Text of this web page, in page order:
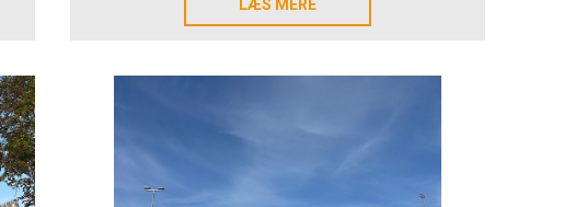
Julelukket – vigtig info
LÆS MERE
LÆS MERE